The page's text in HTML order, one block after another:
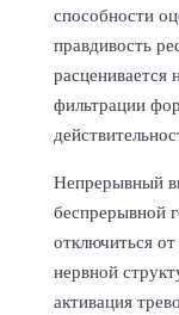
способности
правдивость
расценивается
фильтрации
Непрерывный
беспрерывной
отключиться
нервной
активация